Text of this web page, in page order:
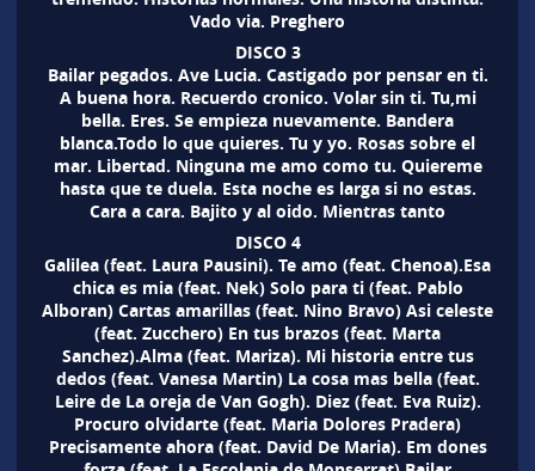
Vado via. Preghero
DISCO 3
Bailar pegados. Ave Lucia. Castigado por pensar en ti.
A buena hora. Recuerdo cronico. Volar sin ti. Tu,mi
bella. Eres. Se empieza nuevamente. Bandera
blanca.Todo lo que quieres. Tu y yo. Rosas sobre el
mar. Libertad. Ninguna me amo como tu. Quiereme
hasta que te duela. Esta noche es larga si no estas.
Cara a cara. Bajito y al oido. Mientras tanto
DISCO 4
Galilea (feat. Laura Pausini). Te amo (feat. Chenoa).Esa
chica es mia (feat. Nek) Solo para ti (feat. Pablo
Alboran) Cartas amarillas (feat. Nino Bravo) Asi celeste
(feat. Zucchero) En tus brazos (feat. Marta
Sanchez).Alma (feat. Mariza). Mi historia entre tus
dedos (feat. Vanesa Martin) La cosa mas bella (feat.
Leire de La oreja de Van Gogh). Diez (feat. Eva Ruiz).
Procuro olvidarte (feat. Maria Dolores Pradera)
Precisamente ahora (feat. David De Maria). Em dones